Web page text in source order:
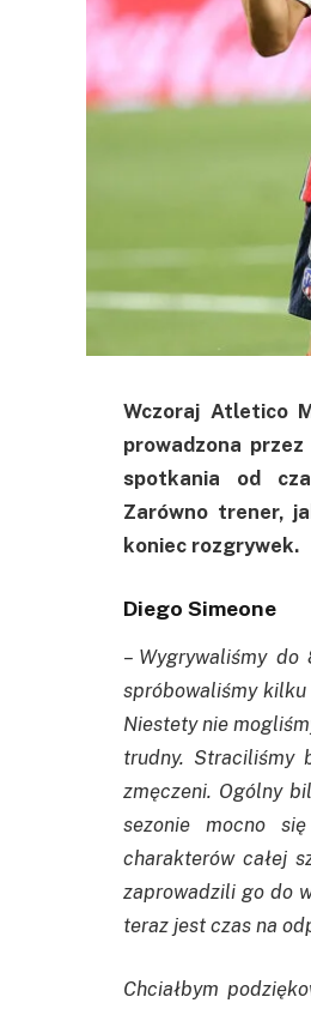
Wczoraj Atletico
prowadzona przez
spotkania od
Zarówno trener,
koniec rozgrywek.
Diego Simeone
– Wygrywaliśmy
spróbowaliśmy
Niestety nie
trudny. Straciliśmy
zmęczeni. Ogólny
sezonie mocno
charakterów całej
zaprowadzili go do
teraz jest czas na
Chciałbym